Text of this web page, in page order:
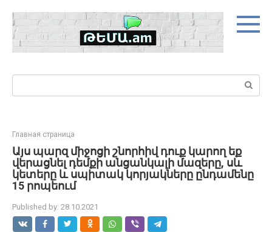
content
Search:
Главная страница
Այս պարզ միջոցի շնորհիվ դուք կարող եք
վերացնել դեմքի անցանկալի մազերը, սև
կետերը և սպիտակ կորյակները ընդամենը
15 րոպեում
Published by: 28.10.2021